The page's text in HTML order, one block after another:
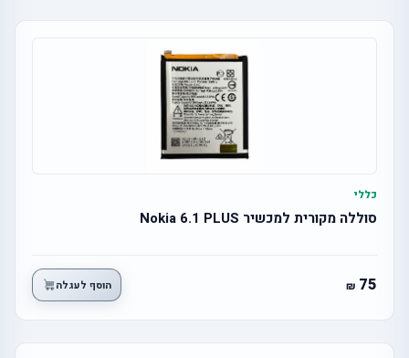
כללי
סוללה מקורית למכשיר Nokia 6.1 PLUS
75 הוסף לעגלה